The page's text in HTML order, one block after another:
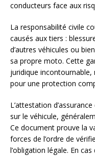
conducteurs face aux
La responsabilité civile
causés aux tiers :
d’autres véhicules ou
sa propre moto. Cette
juridique incontournable,
pour une protection
L’attestation
sur le véhicule,
Ce document prouve la
forces de l’ordre de
l’obligation légale. En